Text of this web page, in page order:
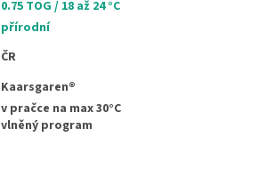
0.75 TOG / 18 až 24 °C
přírodní
ČR
Kaarsgaren®
v pračce na max 30°C
vlněný program